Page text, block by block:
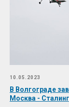
10.05.2023
В Волгограде
Москва -